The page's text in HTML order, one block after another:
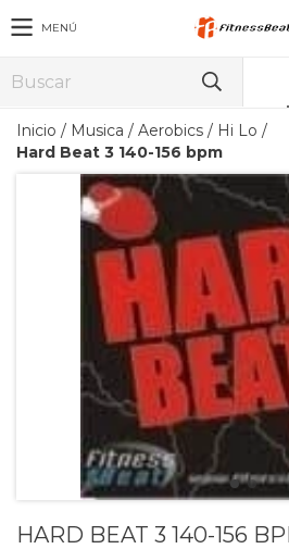
MENÚ
Inicio / Musica / Aerobics / Hi Lo /
Hard Beat 3 140-156 bpm
HARD BEAT 3 140-156